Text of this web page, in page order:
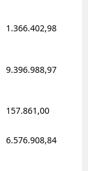
1.366.402,98
9.396.988,97
157.861,00
6.576.908,84